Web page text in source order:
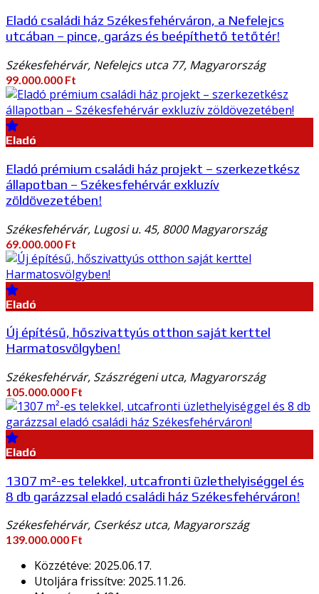
Eladó családi ház Székesfehérváron, a Nefelejcs
utcában – pince, garázs és beépíthető tetőtér!
Székesfehérvár, Nefelejcs utca 77, Magyarország
99.000.000 Ft
Eladó
Eladó prémium családi ház projekt – szerkezetkész
állapotban – Székesfehérvár exkluzív
zöldövezetében!
Székesfehérvár, Lugosi u. 45, 8000 Magyarország
69.000.000 Ft
Eladó
Új építésű, hőszivattyús otthon saját kerttel
Harmatosvölgyben!
Székesfehérvár, Szászrégeni utca, Magyarország
105.000.000 Ft
Eladó
1307 m²-es telekkel, utcafronti üzlethelyiséggel és
8 db garázzsal eladó családi ház Székesfehérváron!
Székesfehérvár, Cserkész utca, Magyarország
139.000.000 Ft
Közzétéve: 2025.06.17.
Utoljára frissítve: 2025.11.26.